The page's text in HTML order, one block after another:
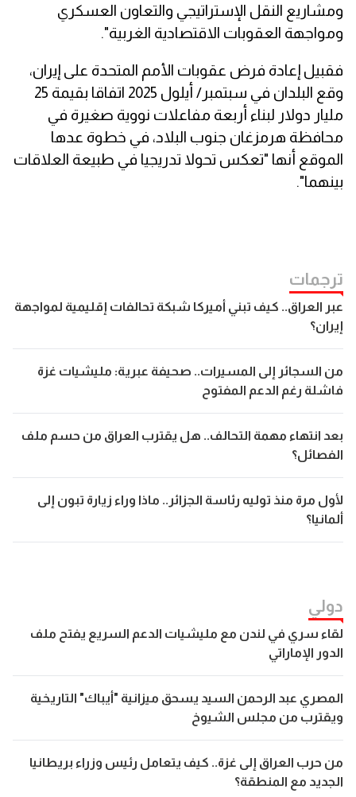
ومشاريع النقل الإستراتيجي والتعاون العسكري
ومواجهة العقوبات الاقتصادية الغربية".
فقبيل إعادة فرض عقوبات الأمم المتحدة على إيران،
وقع البلدان في سبتمبر/ أيلول 2025 اتفاقا بقيمة 25
مليار دولار لبناء أربعة مفاعلات نووية صغيرة في
محافظة هرمزغان جنوب البلاد، في خطوة عدها
الموقع أنها "تعكس تحولا تدريجيا في طبيعة العلاقات
بينهما".
ترجمات
عبر العراق.. كيف تبني أميركا شبكة تحالفات إقليمية لمواجهة
إيران؟
من السجائر إلى المسيرات.. صحيفة عبرية: مليشيات غزة
فاشلة رغم الدعم المفتوح
بعد انتهاء مهمة التحالف.. هل يقترب العراق من حسم ملف
الفصائل؟
لأول مرة منذ توليه رئاسة الجزائر.. ماذا وراء زيارة تبون إلى
ألمانيا؟
دولي
لقاء سري في لندن مع مليشيات الدعم السريع يفتح ملف
الدور الإماراتي
المصري عبد الرحمن السيد يسحق ميزانية "أيباك" التاريخية
ويقترب من مجلس الشيوخ
من حرب العراق إلى غزة.. كيف يتعامل رئيس وزراء بريطانيا
الجديد مع المنطقة؟